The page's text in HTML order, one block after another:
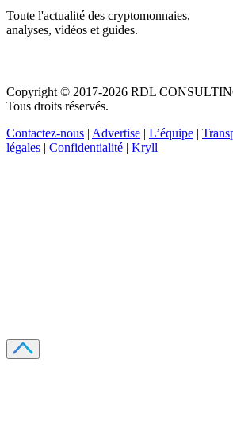
Toute l'actualité des cryptomonnaies,
analyses, vidéos et guides.
Copyright © 2017-2026 RDL
Tous droits réservés.
Contactez-nous | Advertise | L’équipe |
légales | Confidentialité | Kryll